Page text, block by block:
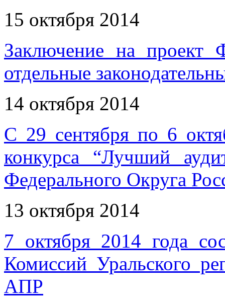
15 октября 2014
Заключение на проект
отдельные
14 октября 2014
С 29 сентября по 6
конкурса “Лучший
Федерального Округа
13 октября 2014
7 октября 2014 года
Комиссий Уральского
АПР